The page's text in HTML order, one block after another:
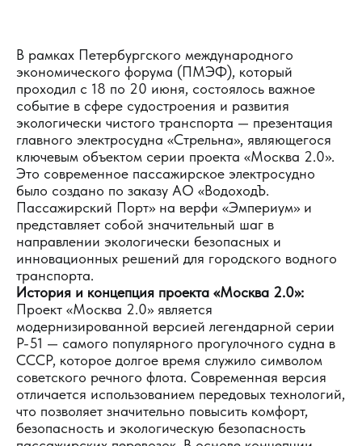
В рамках Петербургского международного
экономического форума (ПМЭФ), который
проходил с 18 по 20 июня, состоялось важное
событие в сфере судостроения и развития
экологически чистого транспорта — презентация
главного электросудна «Стрельна», являющегося
ключевым объектом серии проекта «Москва 2.0».
Это современное пассажирское электросудно
было создано по заказу АО «ВодоходЪ.
Пассажирский Порт» на верфи «Эмпериум» и
представляет собой значительный шаг в
направлении экологически безопасных и
инновационных решений для городского водного
транспорта.
История и концепция проекта «Москва 2.0»:
Проект «Москва 2.0» является
модернизированной версией легендарной серии
Р-51 — самого популярного прогулочного судна в
СССР, которое долгое время служило символом
советского речного флота. Современная версия
отличается использованием передовых технологий,
что позволяет значительно повысить комфорт,
безопасность и экологическую безопасность